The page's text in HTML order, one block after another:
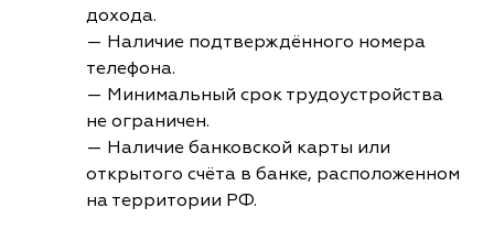
дохода.
— Наличие подтверждённого номера
телефона.
— Минимальный срок трудоустройства
не ограничен.
— Наличие банковской карты или
открытого счёта в банке, расположенном
на территории РФ.